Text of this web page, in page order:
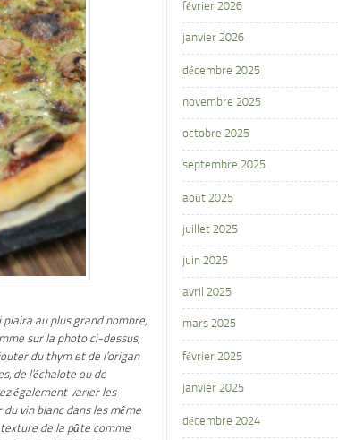
au plus grand nombre,
sur la photo ci-dessus,
du thym et de l’origan
de l’échalote ou de
également varier les
vin blanc dans les même
de la pâte comme
février 2026
janvier 2026
décembre 2025
novembre 2025
octobre 2025
septembre 2025
août 2025
juillet 2025
juin 2025
avril 2025
mars 2025
février 2025
janvier 2025
décembre 2024